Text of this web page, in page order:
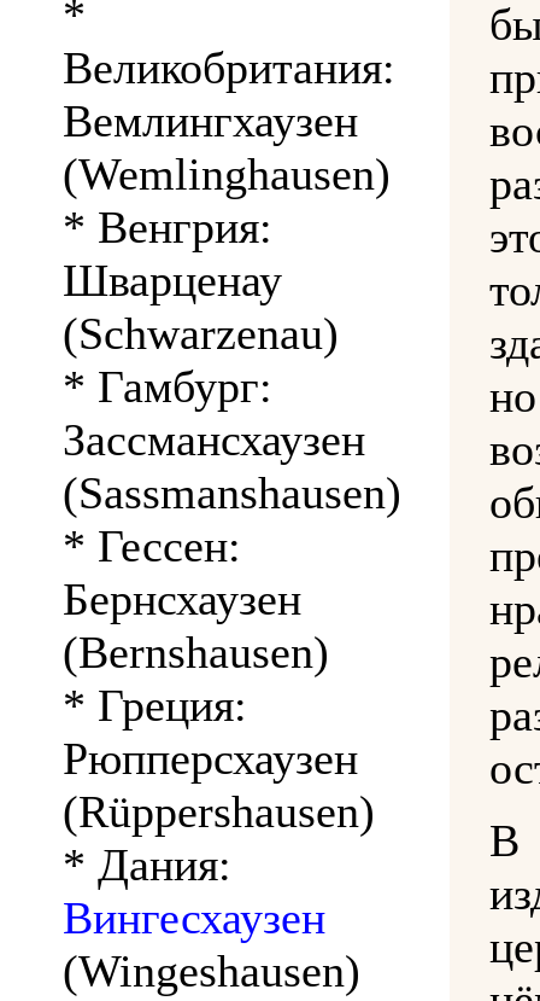
*
Великобритания:
Вемлингхаузен
(Wemlinghausen)
* Венгрия:
Шварценау
(Schwarzenau)
* Гамбург:
Зассмансхаузен
(Sassmanshausen)
* Гессен:
Бернсхаузен
(Bernshausen)
* Греция:
Рюпперсхаузен
(Rüppershausen)
* Дания:
Вингесхаузен
(Wingeshausen)
В